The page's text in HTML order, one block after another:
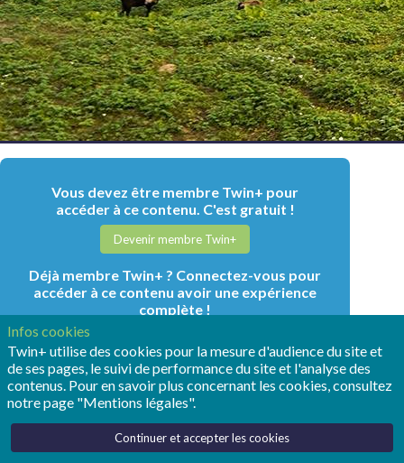
Vous devez être membre Twin+ pour
accéder à ce contenu. C'est gratuit !
Devenir membre Twin+
Déjà membre Twin+ ? Connectez-vous pour
accéder à ce contenu avoir une expérience
complète !
DERNIERS
Infos cookies
Twin+ utilise des cookies pour la mesure d'audience du site et
de ses pages, le suivi de performance du site et l'analyse des
contenus. Pour en savoir plus concernant les cookies, consultez
notre page "Mentions légales".
Continuer et accepter les cookies